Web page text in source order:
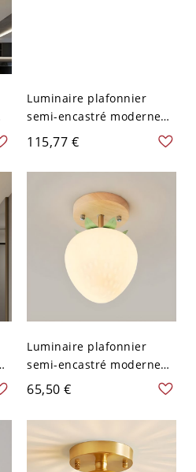
Luminaire plafonnier
semi-encastré moderne
en or avec abat-jour en
verre d'eau - 110 V-120 V
115,77 €
Luminaire plafonnier
semi-encastré moderne
en bois naturel avec abat-
jour blanc et lumières LED
- 110 V-120 V 9,1" (23 cm)
65,50 €